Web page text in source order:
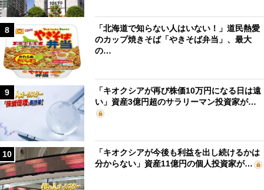
8
「北海道で知らない人はいない！」道民熱愛
のカップ焼きそば「やきそば弁当」、最大
の…
9
「キオクシアが再び株価10万円になる日は遠
い」資産3億円超のサラリーマン投資家が…
10
「キオクシアが今後も利益を出し続けるかは
分からない」資産11億円の個人投資家が…